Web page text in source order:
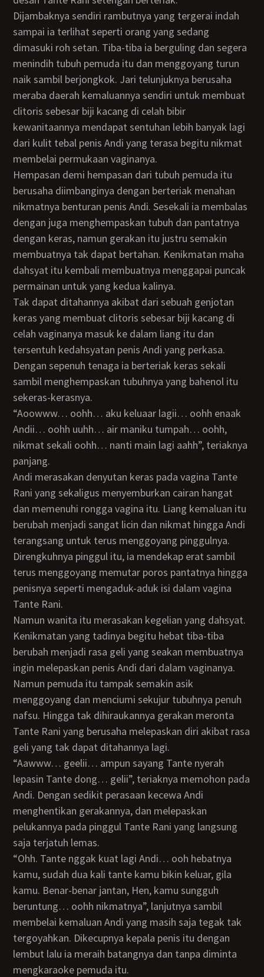
Dijambaknya sendiri rambutnya yang tergerai indah
sampai ia terlihat seperti orang yang sedang
dimasuki roh setan. Tiba-tiba ia berguling dan segera
menindih tubuh pemuda itu dan menggoyang turun
naik sambil berjongkok. Jari telunjuknya berusaha
meraba daerah kemaluannya sendiri untuk membuat
clitoris sebesar biji kacang di celah bibir
kewanitaannya mendapat sentuhan lebih banyak lagi
dari kulit tebal penis Andi yang terasa begitu nikmat
membelai permukaan vaginanya.
Hempasan demi hempasan dari tubuh pemuda itu
berusaha diimbanginya dengan berteriak menahan
nikmatnya benturan penis Andi. Sesekali ia membalas
dengan juga menghempaskan tubuh dan pantatnya
dengan keras, namun gerakan itu justru semakin
membuatnya tak dapat bertahan. Kenikmatan maha
dahsyat itu kembali membuatnya menggapai puncak
permainan untuk yang kedua kalinya.
Tak dapat ditahannya akibat dari sebuah genjotan
keras yang membuat clitoris sebesar biji kacang di
celah vaginanya masuk ke dalam liang itu dan
tersentuh kedahsyatan penis Andi yang perkasa.
Dengan sepenuh tenaga ia berteriak keras sekali
sambil menghempaskan tubuhnya yang bahenol itu
sekeras-kerasnya.
“Aoowww… oohh… aku keluaar lagii… oohh enaak
Andii… oohh uuhh… air maniku tumpah… oohh,
nikmat sekali oohh… nanti main lagi aahh”, teriaknya
panjang.
Andi merasakan denyutan keras pada vagina Tante
Rani yang sekaligus menyemburkan cairan hangat
dan memenuhi rongga vagina itu. Liang kemaluan itu
berubah menjadi sangat licin dan nikmat hingga Andi
terangsang untuk terus menggoyang pinggulnya.
Direngkuhnya pinggul itu, ia mendekap erat sambil
terus menggoyang memutar poros pantatnya hingga
penisnya seperti mengaduk-aduk isi dalam vagina
Tante Rani.
Namun wanita itu merasakan kegelian yang dahsyat.
Kenikmatan yang tadinya begitu hebat tiba-tiba
berubah menjadi rasa geli yang seakan membuatnya
ingin melepaskan penis Andi dari dalam vaginanya.
Namun pemuda itu tampak semakin asik
menggoyang dan menciumi sekujur tubuhnya penuh
nafsu. Hingga tak dihiraukannya gerakan meronta
Tante Rani yang berusaha melepaskan diri akibat rasa
geli yang tak dapat ditahannya lagi.
“aawww… geelii… ampun sayang Tante nyerah
lepasin Tante dong… gelii”, teriaknya memohon pada
Andi. Dengan sedikit perasaan kecewa Andi
menghentikan gerakannya, dan melepaskan
pelukannya pada pinggul Tante Rani yang langsung
saja terjatuh lemas.
“Ohh. Tante nggak kuat lagi Andi… ooh hebatnya
kamu, sudah dua kali tante kamu bikin keluar, gila
kamu. Benar-benar jantan, Hen, kamu sungguh
beruntung… oohh nikmatnya”, lanjutnya sambil
membelai kemaluan Andi yang masih saja tegak tak
tergoyahkan. Dikecupnya kepala penis itu dengan
lembut lalu ia meraih batangnya dan tanpa diminta
mengkaraoke pemuda itu.